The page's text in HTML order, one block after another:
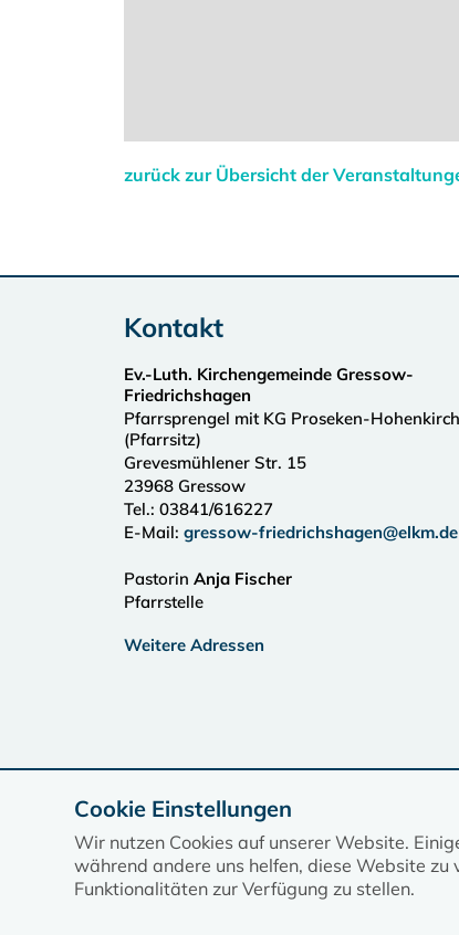
zurück zur Übersicht der
Kontakt
Ev.-Luth. Kirchengemeinde Gressow-
Friedrichshagen
Pfarrsprengel mit KG Proseken-
(Pfarrsitz)
Grevesmühlener Str. 15
23968 Gressow
Tel.: 03841/616227
E-Mail: gressow-friedrichshagen@elkm.de
Pastorin Anja Fischer
Pfarrstelle
Weitere Adressen
Cookie Einstellungen
Wir nutzen Cookies auf unserer Website.
während andere uns helfen, diese Website zu
Funktionalitäten zur Verfügung zu stellen.